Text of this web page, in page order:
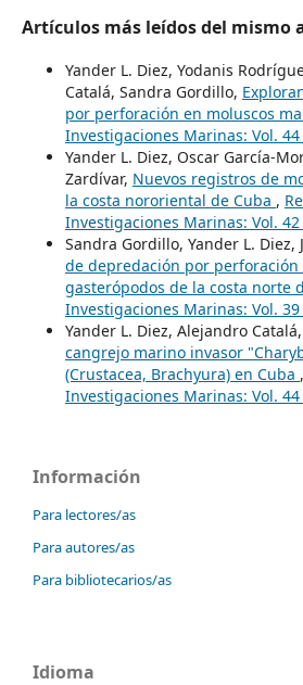
Artículos más leídos del mismo
Yander L. Diez, Yodanis
Catalá, Sandra Gordillo,
por perforación en moluscos
Investigaciones Marinas: Vol.
Yander L. Diez, Oscar García-
Zardívar, Nuevos registros de
la costa nororiental de Cuba ,
Investigaciones Marinas: Vol.
Sandra Gordillo, Yander L. Diez,
de depredación por perforación
gasterópodos de la costa norte
Investigaciones Marinas: Vol.
Yander L. Diez, Alejandro Catalá,
cangrejo marino invasor
(Crustacea, Brachyura) en Cuba ,
Investigaciones Marinas: Vol.
Información
Para lectores/as
Para autores/as
Para bibliotecarios/as
Idioma